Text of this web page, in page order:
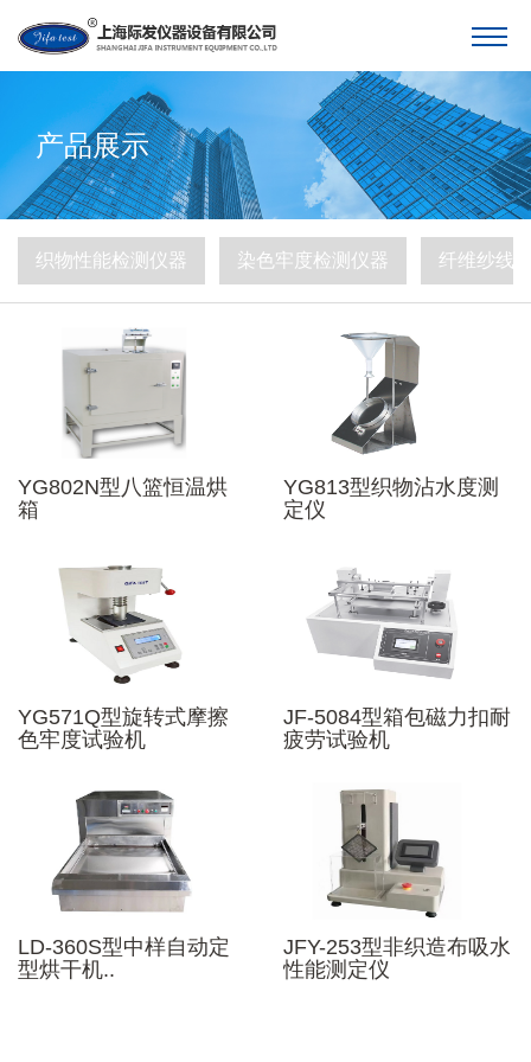
产品展示
织物性能检测仪器 染色牢度检测仪器 纤维纱线
YG802N型八篮恒温烘
箱
YG813型织物沾水度测
定仪
YG571Q型旋转式摩擦
色牢度试验机
JF-5084型箱包磁力扣耐
疲劳试验机
LD-360S型中样自动定
型烘干机..
JFY-253型非织造布吸水
性能测定仪